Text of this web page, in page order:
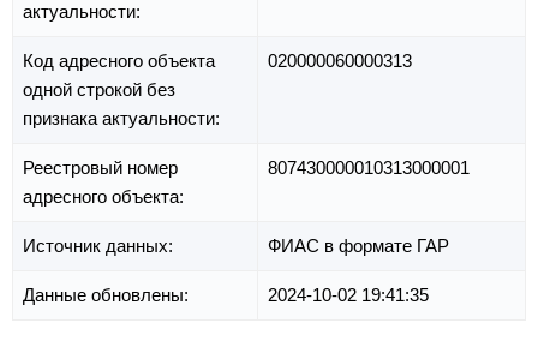
актуальности:
Код адресного объекта
одной строкой без
признака актуальности:
020000060000313
Реестровый номер
адресного объекта:
807430000010313000001
Источник данных: ФИАС в формате ГАР
Данные обновлены: 2024-10-02 19:41:35